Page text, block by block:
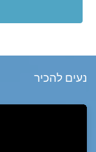
נעים להכיר